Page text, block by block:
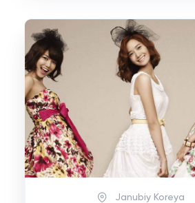
Janubiy Koreya